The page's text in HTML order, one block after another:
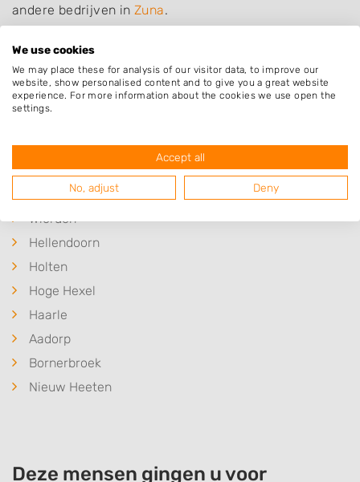
andere bedrijven in Zuna.
Plaatsen in de buurt
Rijssen
Nijverdal
Wierden
Hellendoorn
Holten
Hoge Hexel
Haarle
Aadorp
Bornerbroek
Nieuw Heeten
Deze mensen gingen u voor
We use cookies
We may place these for analysis of our visitor data, to improve our
website, show personalised content and to give you a great website
experience. For more information about the cookies we use open the
settings.
Accept all
No, adjust Deny